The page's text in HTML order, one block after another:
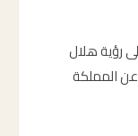
رؤية هلال
المملكة